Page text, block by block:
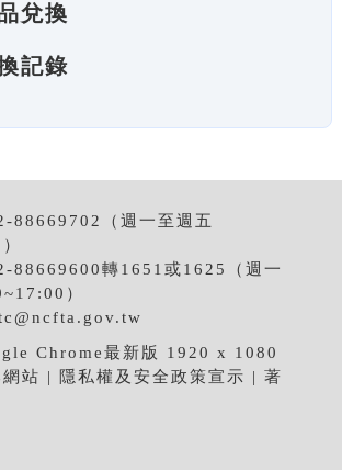
兌換
記錄
88669702（週一至週五
88669600轉1651或1625（週一
）
Chrome最新版 1920 x 1080
網站 | 隱私權及安全政策宣示 |著